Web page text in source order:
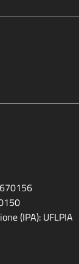
(IPA): UFLPIA